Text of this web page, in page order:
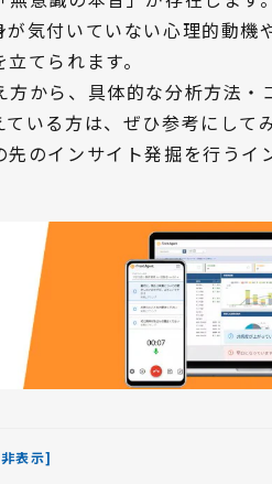
気付いていない心理的動機
てられます。
から、具体的な分析方法・
いる方は、ぜひ参考にして
のインサイト発掘を行うイ
表示]